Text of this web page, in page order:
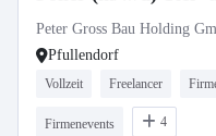
Peter Gross Bau Holding
Pfullendorf
Vollzeit Freelancer
Firmenevents 4